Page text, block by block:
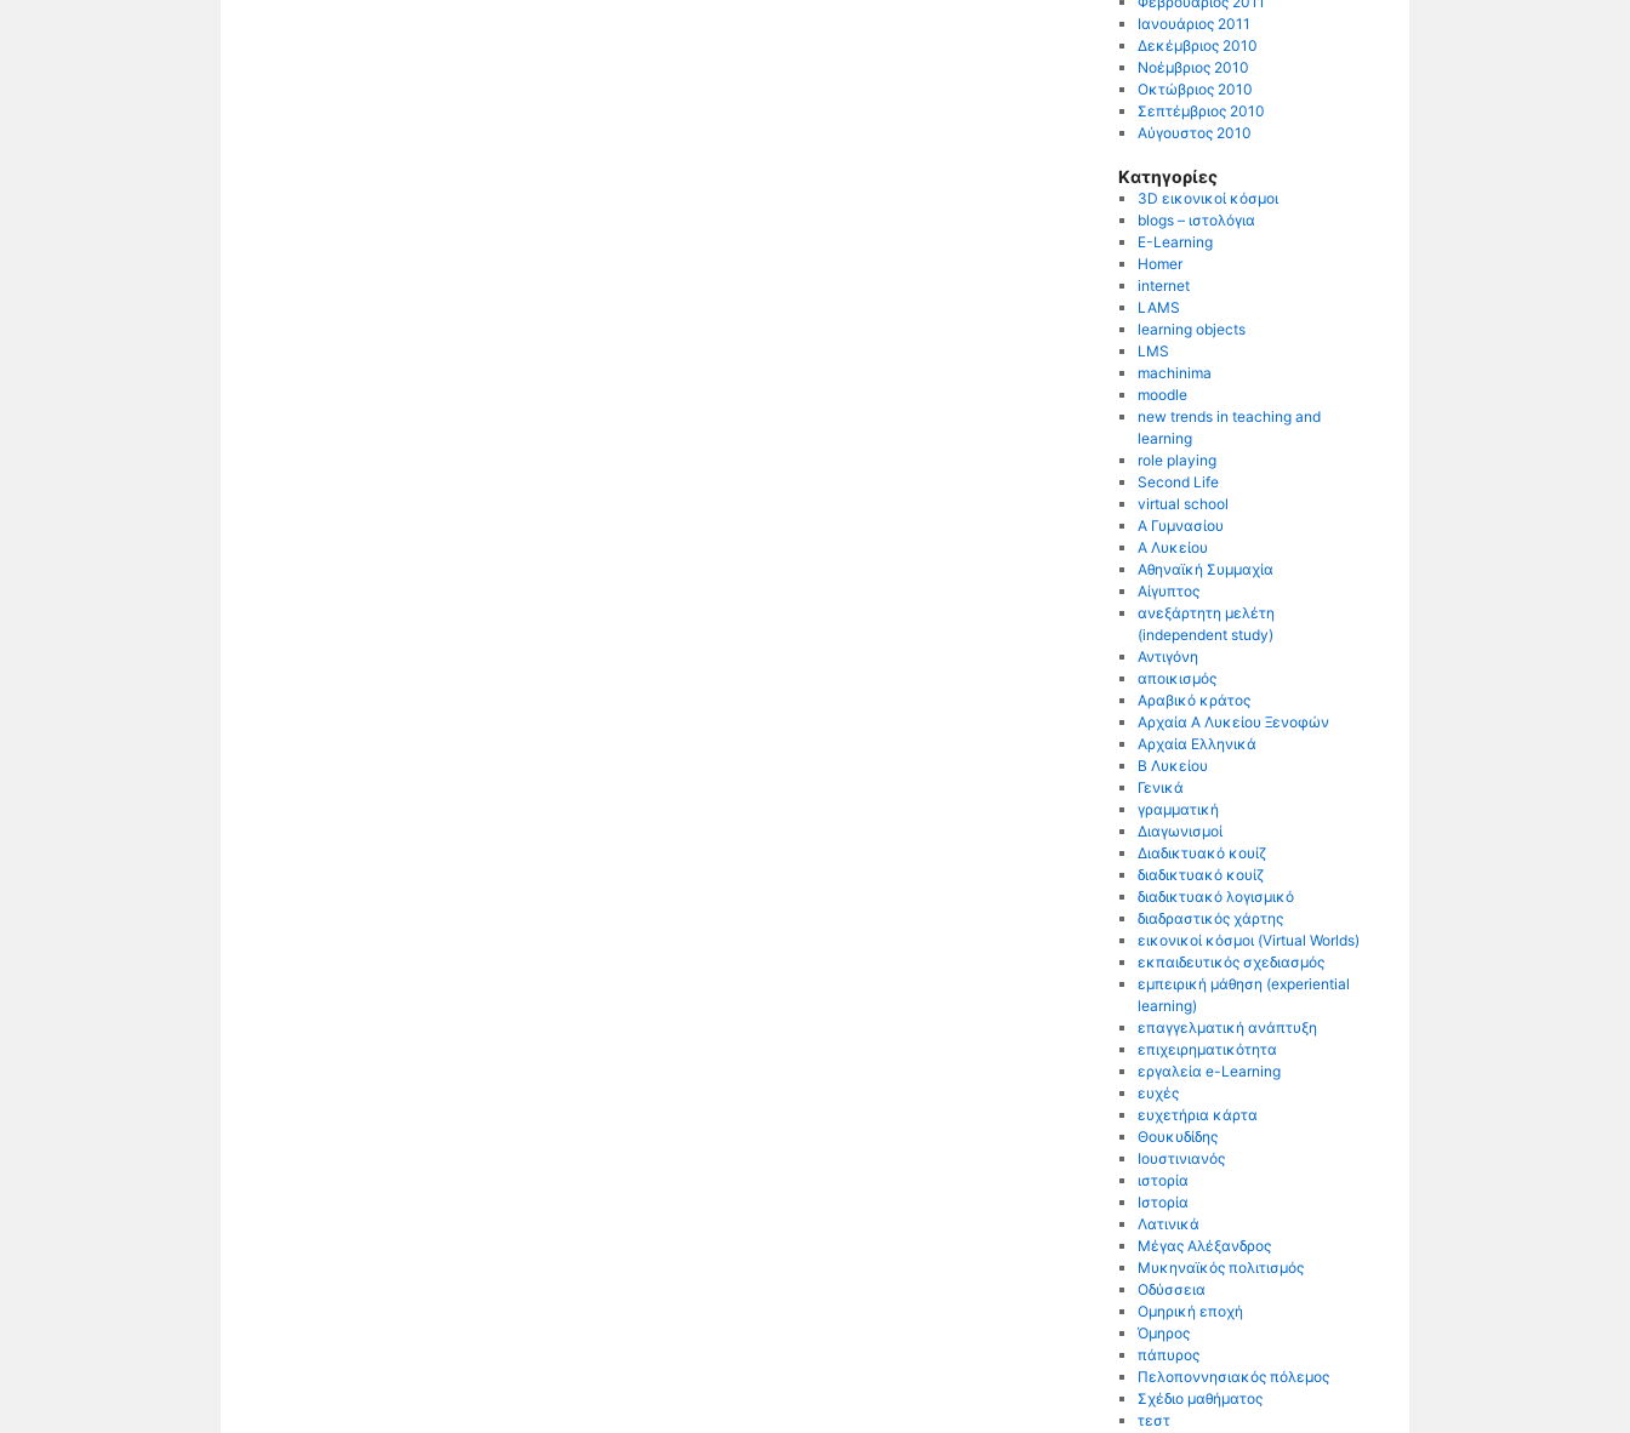
Ιανουάριος 2011
Δεκέμβριος 2010
Νοέμβριος 2010
Οκτώβριος 2010
Σεπτέμβριος 2010
Αύγουστος 2010
Kατηγορίες
3D εικονικοί κόσμοι
blogs – ιστολόγια
E-Learning
Homer
internet
LAMS
learning objects
LMS
machinima
moodle
new trends in teaching and
learning
role playing
Second Life
virtual school
Α Γυμνασίου
Α Λυκείου
Αθηναϊκή Συμμαχία
Αίγυπτος
ανεξάρτητη μελέτη
(independent study)
Αντιγόνη
αποικισμός
Αραβικό κράτος
Αρχαία Α Λυκείου Ξενοφών
Αρχαία Ελληνικά
Β Λυκείου
Γενικά
γραμματική
Διαγωνισμοί
Διαδικτυακό κουίζ
διαδικτυακό κουίζ
διαδικτυακό λογισμικό
διαδραστικός χάρτης
εικονικοί κόσμοι (Virtual Worlds)
εκπαιδευτικός σχεδιασμός
εμπειρική μάθηση (experiential
learning)
επαγγελματική ανάπτυξη
επιχειρηματικότητα
εργαλεία e-Learning
ευχές
ευχετήρια κάρτα
Θουκυδίδης
Ιουστινιανός
ιστορία
Ιστορία
Λατινικά
Μέγας Αλέξανδρος
Μυκηναϊκός πολιτισμός
Οδύσσεια
Ομηρική εποχή
Όμηρος
πάπυρος
Πελοποννησιακός πόλεμος
Σχέδιο μαθήματος
τεστ